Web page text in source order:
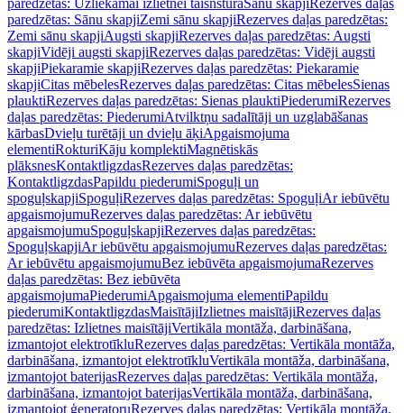
paredzētas: Uzliekamai izlietnei taisnstūraSānu skapjiRezerves daļas
paredzētas: Sānu skapjiZemi sānu skapjiRezerves daļas paredzētas:
Zemi sānu skapjiAugsti skapjiRezerves daļas paredzētas: Augsti
skapjiVidēji augsti skapjiRezerves daļas paredzētas: Vidēji augsti
skapjiPiekaramie skapjiRezerves daļas paredzētas: Piekaramie
skapjiCitas mēbelesRezerves daļas paredzētas: Citas mēbelesSienas
plauktiRezerves daļas paredzētas: Sienas plauktiPiederumiRezerves
daļas paredzētas: PiederumiAtvilktņu sadalītāji un uzglabāšanas
kārbasDvieļu turētāji un dvieļu āķiApgaismojuma
elementiRokturiKāju komplektiMagnētiskās
plāksnesKontaktligzdasRezerves daļas paredzētas:
KontaktligzdasPapildu piederumiSpoguļi un
spoguļskapjiSpoguļiRezerves daļas paredzētas: SpoguļiAr iebūvētu
apgaismojumuRezerves daļas paredzētas: Ar iebūvētu
apgaismojumuSpoguļskapjiRezerves daļas paredzētas:
SpoguļskapjiAr iebūvētu apgaismojumuRezerves daļas paredzētas:
Ar iebūvētu apgaismojumuBez iebūvēta apgaismojumaRezerves
daļas paredzētas: Bez iebūvēta
apgaismojumaPiederumiApgaismojuma elementiPapildu
piederumiKontaktligzdasMaisītājiIzlietnes maisītājiRezerves daļas
paredzētas: Izlietnes maisītājiVertikāla montāža, darbināšana,
izmantojot elektrotīkluRezerves daļas paredzētas: Vertikāla montāža,
darbināšana, izmantojot elektrotīkluVertikāla montāža, darbināšana,
izmantojot baterijasRezerves daļas paredzētas: Vertikāla montāža,
darbināšana, izmantojot baterijasVertikāla montāža, darbināšana,
izmantojot ģeneratoruRezerves daļas paredzētas: Vertikāla montāža,